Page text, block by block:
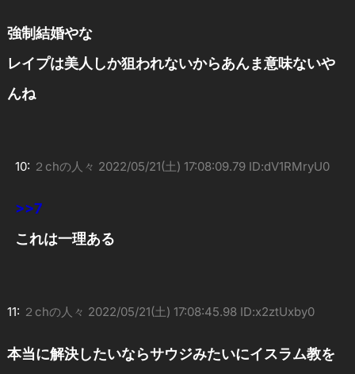
強制結婚やな
レイプは美人しか狙われないからあんま意味ないや
んね
10: ２chの人々 2022/05/21(土) 17:08:09.79 ID:dV1RMryU0
>>7
これは一理ある
11: ２chの人々 2022/05/21(土) 17:08:45.98 ID:x2ztUxby0
本当に解決したいならサウジみたいにイスラム教を